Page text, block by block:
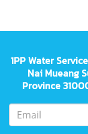
1PP Water
Nai Mueang
Province